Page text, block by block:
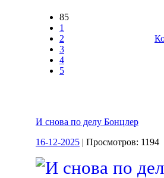
85
1
2
3
4
5
И снова по делу Бонцлер
16-12-2025 | Просмотров: 1194